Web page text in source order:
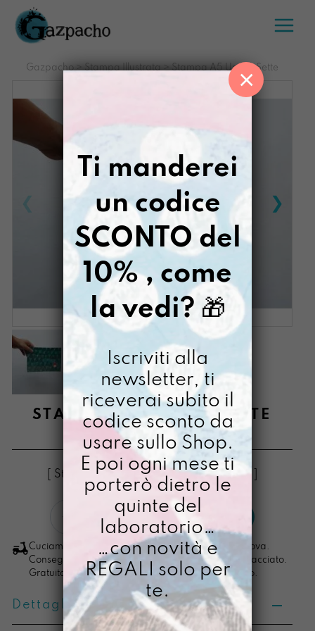
Salta
contenuto
Gazpacho > Stampa Illustrata > Stampa A5 Uno di Sette
STAMPA A5 UNO DI SETTE
€8,00
[ Stampa Illustrata ] [ Stampa Illustrata ]
Uno
di
Sette
quantità
LO VOGLIO
Cuciamo ogni ordine nel nostro laboratorio di Padova.
Consegna in 4/5 giorni lavorativi, pacco sempre tracciato.
Gratuita per ordini di importo superiore ai 100 euro.
Dettagli prodotto
Ti manderei
un codice
SCONTO del
10% , come
la vedi? 🎁
Iscriviti alla
newsletter, ti
riceverai subito il
codice sconto da
usare sullo Shop.
E poi ogni mese ti
porterò dietro le
quinte del
laboratorio…
…con novità e
REGALI solo per
te.
×